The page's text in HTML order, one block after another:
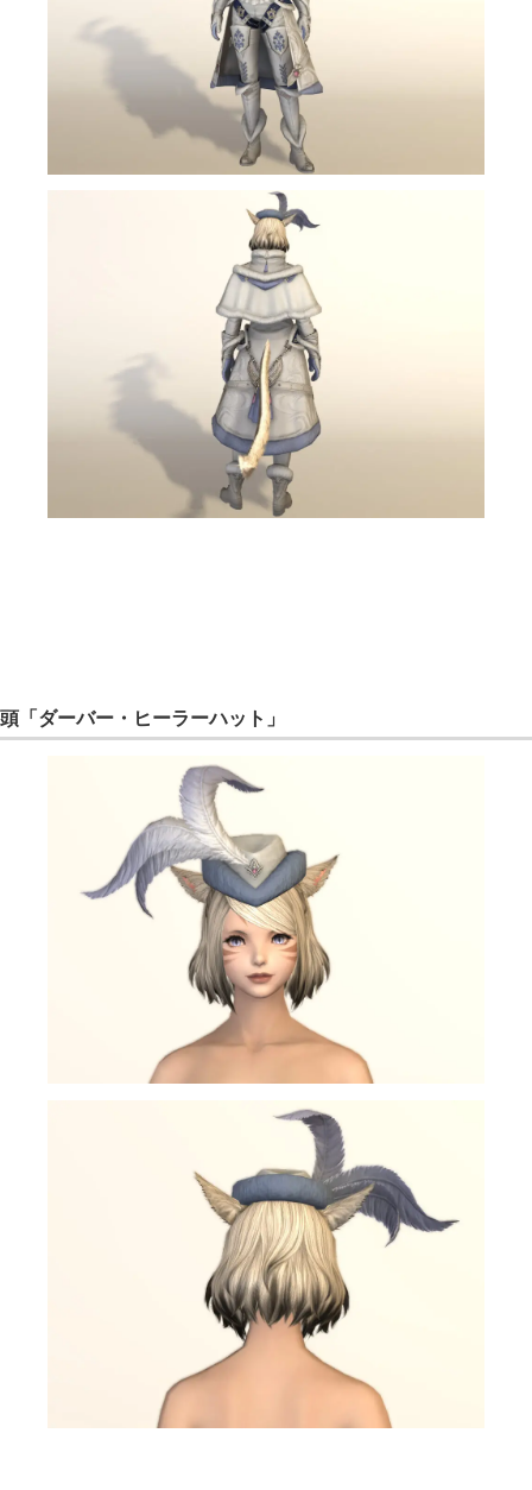
頭「ダーバー・ヒーラーハット」